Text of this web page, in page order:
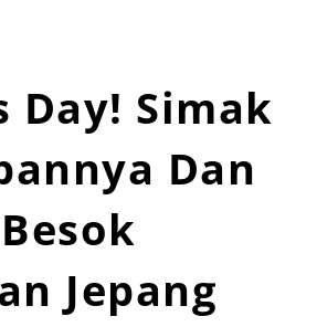
Day! Simak
Dan
Jepang